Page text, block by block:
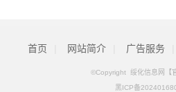
首页 网站简介 广告服务
©Copyright 绥化信息网【
黑ICP备